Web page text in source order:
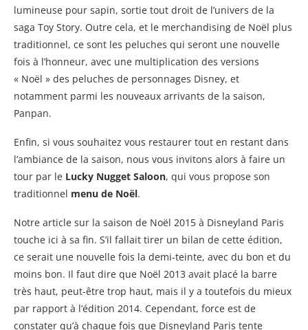
lumineuse pour sapin, sortie tout droit de l’univers de la
saga Toy Story. Outre cela, et le merchandising de Noël plus
traditionnel, ce sont les peluches qui seront une nouvelle
fois à l’honneur, avec une multiplication des versions
« Noël » des peluches de personnages Disney, et
notamment parmi les nouveaux arrivants de la saison,
Panpan.
Enfin, si vous souhaitez vous restaurer tout en restant dans
l’ambiance de la saison, nous vous invitons alors à faire un
tour par le Lucky Nugget Saloon, qui vous propose son
traditionnel menu de Noël.
Notre article sur la saison de Noël 2015 à Disneyland Paris
touche ici à sa fin. S’il fallait tirer un bilan de cette édition,
ce serait une nouvelle fois la demi-teinte, avec du bon et du
moins bon. Il faut dire que Noël 2013 avait placé la barre
très haut, peut-être trop haut, mais il y a toutefois du mieux
par rapport à l’édition 2014. Cependant, force est de
constater qu’à chaque fois que Disneyland Paris tente